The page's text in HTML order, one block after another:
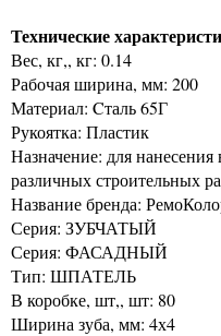
Технические
Вес, кг,, кг: 0.14
Рабочая ширина, мм: 200
Материал: Cталь 65Г
Рукоятка: Пластик
Назначение: для
различных строительных
Название бренда:
Серия: ЗУБЧАТЫЙ
Серия: ФАСАДНЫЙ
Тип: ШПАТЕЛЬ
В коробке, шт,, шт: 80
Ширина зуба, мм: 4х4